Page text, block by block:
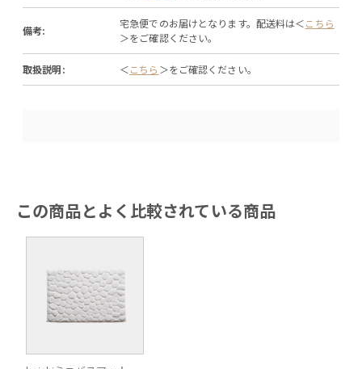
備考:
宅急便でのお届けとなります。配送料は＜こちら
＞をご確認ください。
取扱説明: ＜こちら ＞をご確認ください。
この商品とよく比較されている商品